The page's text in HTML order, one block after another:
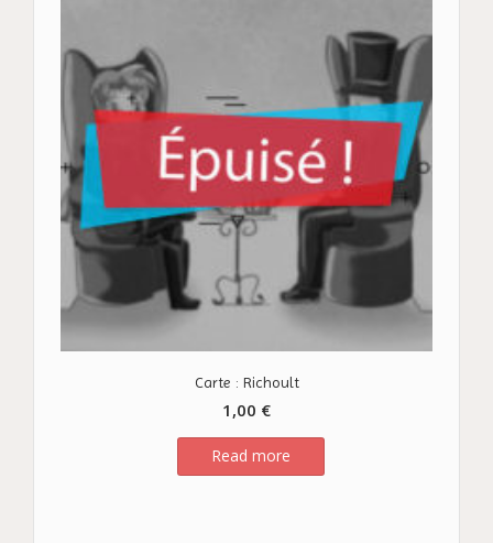
Carte : Richoult
1,00 €
Read more